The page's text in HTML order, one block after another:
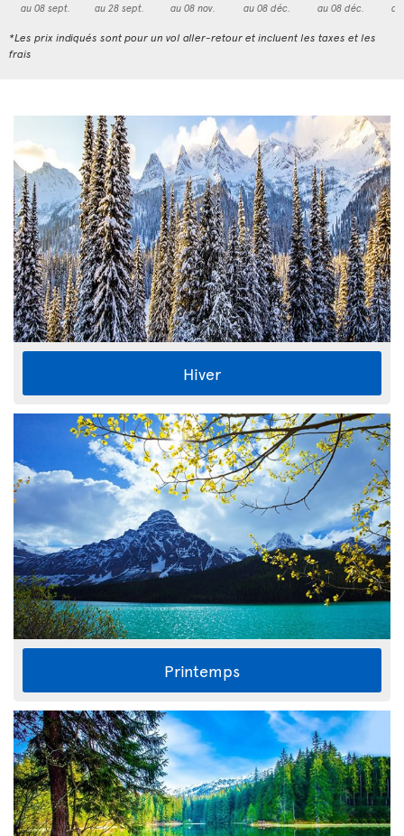
au 08 sept.
au 28 sept.
au 08 nov.
au 08 déc.
au 08 déc.
*Les prix indiqués sont pour un vol aller-retour et incluent les taxes et les
frais
Hiver
Printemps